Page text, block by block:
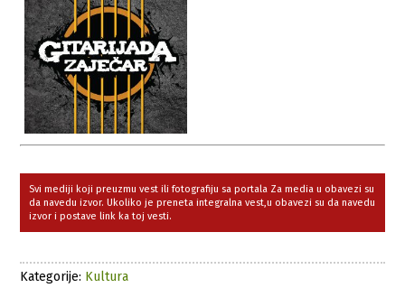
Svi mediji koji preuzmu vest ili fotografiju sa portala Za media u obavezi su
da navedu izvor. Ukoliko je preneta integralna vest,u obavezi su da navedu
izvor i postave link ka toj vesti.
Kategorije: Kultura